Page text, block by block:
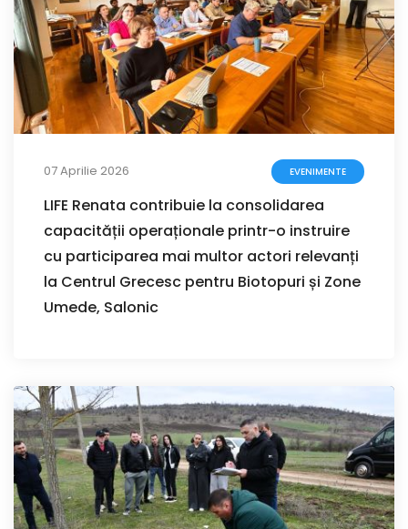
07 Aprilie 2026 EVENIMENTE
LIFE Renata contribuie la consolidarea
capacității operaționale printr-o instruire
cu participarea mai multor actori relevanți
la Centrul Grecesc pentru Biotopuri și Zone
Umede, Salonic